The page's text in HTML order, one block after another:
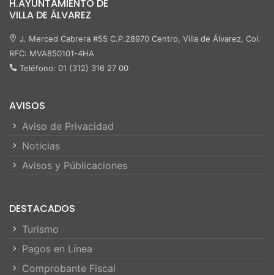
H.AYUNTAMIENTO DE
VILLA DE ÁLVAREZ
J. Merced Cabrera #55 C.P.28970 Centro, Villa de Álvarez, Col.
RFC: MVA850101-4HA
Teléfono: 01 (312) 316 27 00
AVISOS
Aviso de Privacidad
Noticias
Avisos y Públicaciones
DESTACADOS
Turismo
Pagos en Línea
Comprobante Fiscal